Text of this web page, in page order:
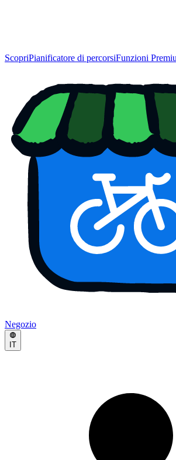
ScopriPianificatore di percorsiFunzioni
Negozio
IT